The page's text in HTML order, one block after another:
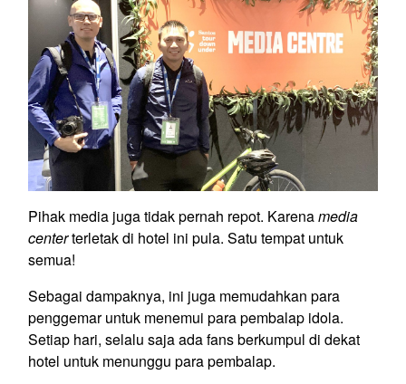
Pihak media juga tidak pernah repot. Karenamedia
centerterletak di hotel ini pula. Satu tempat untuk
semua!
Sebagai dampaknya, ini juga memudahkan para
penggemar untuk menemui para pembalap idola.
Setiap hari, selalu saja ada fans berkumpul di dekat
hotel untuk menunggu para pembalap.